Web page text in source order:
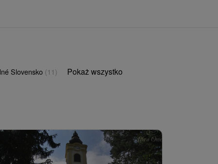
Slovensko (11) Pokaż wszystko